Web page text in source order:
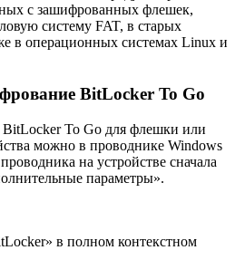
с зашифрованных флешек,
систему FAT, в старых
в операционных системах Linux и
BitLocker To Go
To Go для флешки или
можно в проводнике Windows
на устройстве сначала
параметры».
в полном контекстном